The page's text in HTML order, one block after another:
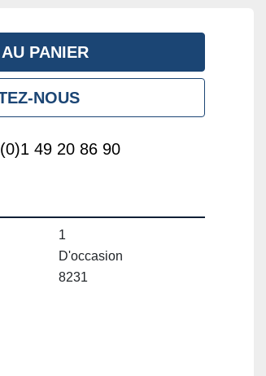
PANIER
NOUS
49 20 86 90
1
D'occasion
8231